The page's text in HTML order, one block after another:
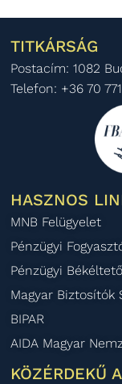
TITKÁRSÁG
Postacím: 1082
Telefon: +36 70
HASZNOS
MNB Felügyelet
Pénzügyi
Pénzügyi
Magyar Biztosítók
BIPAR
AIDA Magyar
KÖZÉRDEKŰ